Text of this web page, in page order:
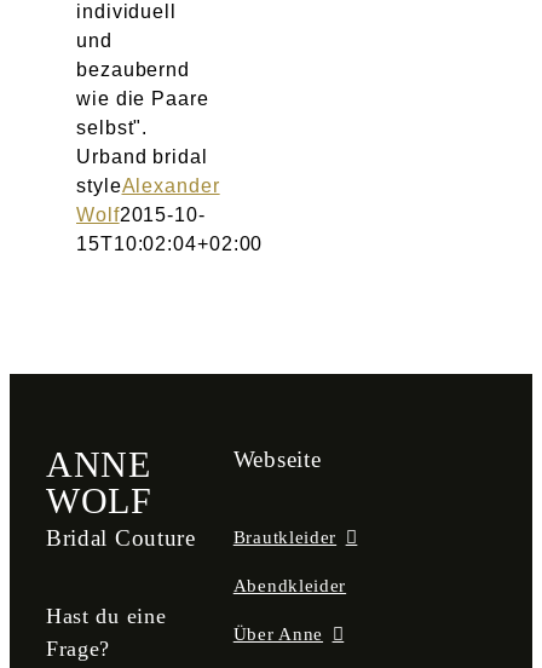
individuell
und
bezaubernd
wie die Paare
selbst".
Urband bridal
styleAlexander
Wolf2015-10-
15T10:02:04+02:00
ANNE
WOLF
Bridal Couture
Hast du eine
Frage?
Webseite
Brautkleider
Abendkleider
Über Anne